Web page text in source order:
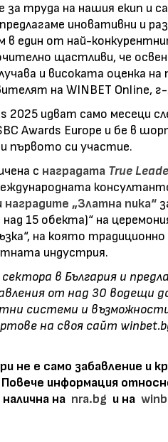
за труда на нашия екип и
иновативни и
един от най-
щастливи, че
и високата оценка на
на WINBET Online,
2025 идват само месеци
Awards Europe и бе в
първото си участие.
с наградата Truе
наградите „Златна пика“
15 обекта)“ на
на която
индустрия.
в България и
от над 30 водещи
системи и
на своя сайт
не е само забавление и
информация
на nra.bg и на